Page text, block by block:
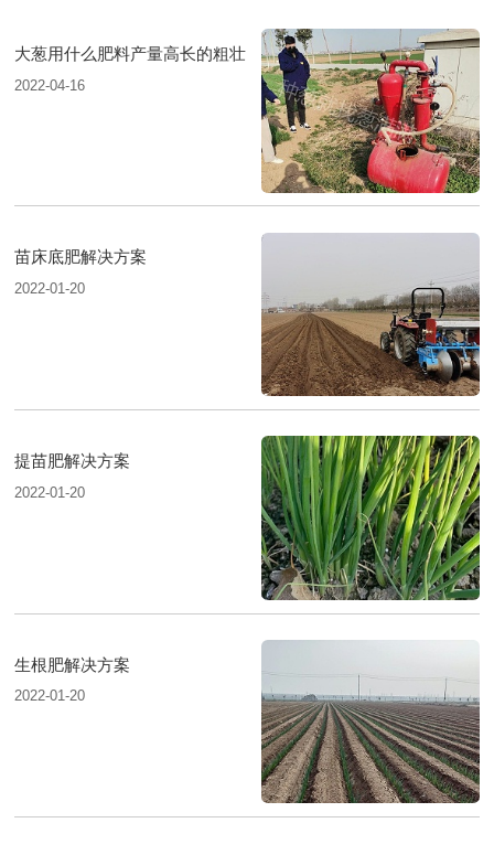
大葱用什么肥料产量高长的粗壮
2022-04-16
苗床底肥解决方案
2022-01-20
提苗肥解决方案
2022-01-20
生根肥解决方案
2022-01-20